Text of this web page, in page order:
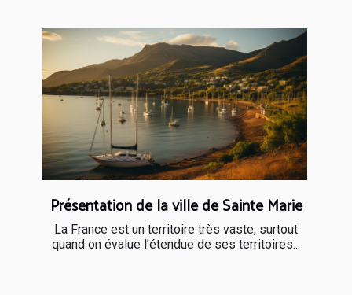
Présentation de la ville de Sainte Marie
La France est un territoire très vaste, surtout
quand on évalue l’étendue de ses territoires...